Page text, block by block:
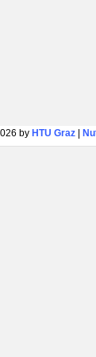
by HTU Graz|